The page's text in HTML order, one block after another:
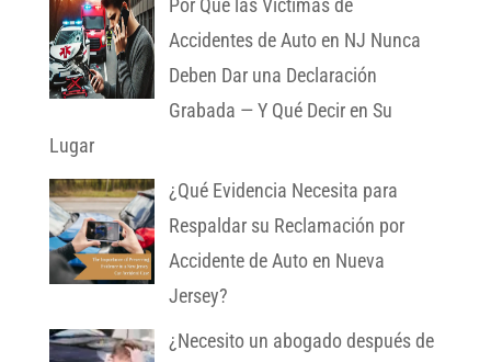
Por Qué las Víctimas de
Accidentes de Auto en NJ Nunca
Deben Dar una Declaración
Grabada — Y Qué Decir en Su
Lugar
¿Qué Evidencia Necesita para
Respaldar su Reclamación por
Accidente de Auto en Nueva
Jersey?
¿Necesito un abogado después de